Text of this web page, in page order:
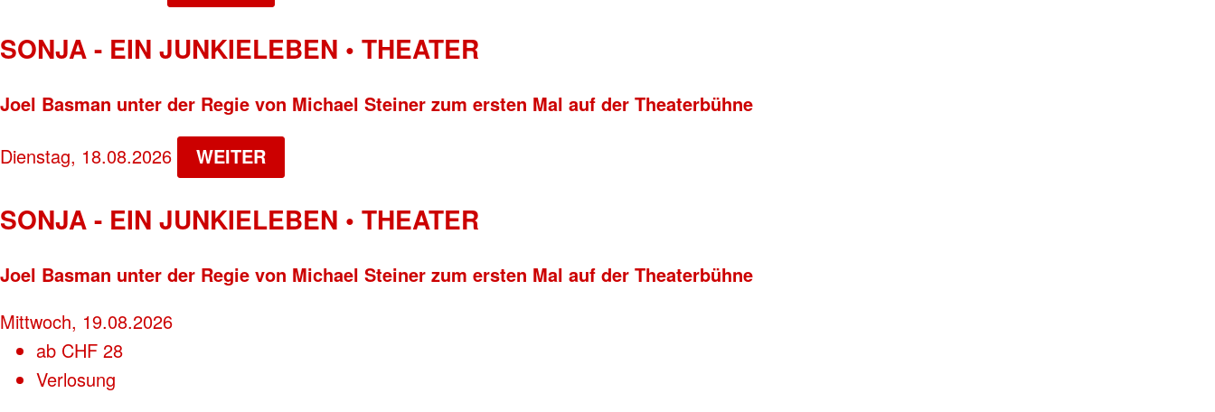
SONJA - EIN JUNKIELEBEN • THEATER
Joel Basman unter der Regie von Michael Steiner zum ersten Mal auf der Theaterbühne
Dienstag, 18.08.2026 WEITER
SONJA - EIN JUNKIELEBEN • THEATER
Joel Basman unter der Regie von Michael Steiner zum ersten Mal auf der Theaterbühne
Mittwoch, 19.08.2026
ab CHF 28
Verlosung